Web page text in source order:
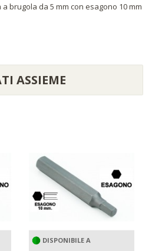
brugola da 5 mm con esagono 10 mm
ASSIEME
DISPONIBILE A